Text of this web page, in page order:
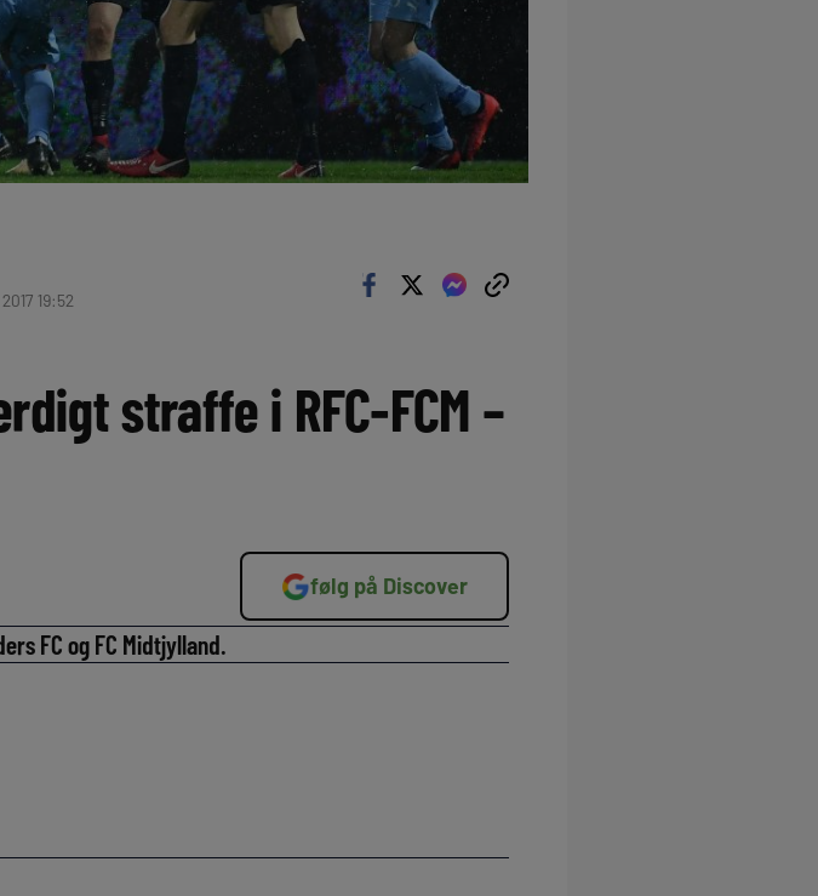
19:52
straffe i RFC-FCM –
følg på Discover
FC og FC Midtjylland.